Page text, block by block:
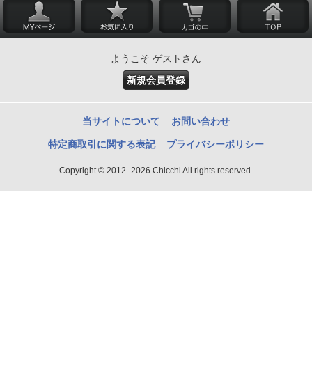
ようこそ ゲストさん
新規会員登録
当サイトについて お問い合わせ
特定商取引に関する表記 プライバシーポリシー
Copyright © 2012- 2026 Chicchi All rights reserved.